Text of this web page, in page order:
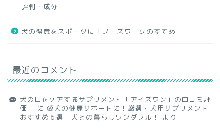
評判・成分
犬の得意をスポーツに！ノーズワークのすすめ
最近のコメント
犬の目をケアするサプリメント「アイズワン」の口コミ評
価
に 愛犬の健康サポートに！厳選・犬用サプリメント
おすすめ６選｜犬との暮らしワンダフル！
より